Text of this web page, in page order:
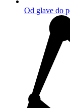
Od glave do